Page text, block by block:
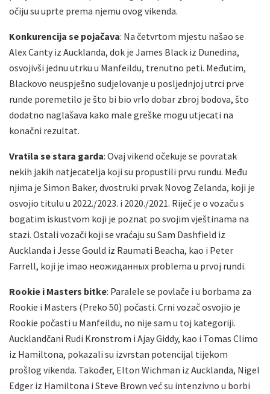
očiju su uprte prema njemu ovog vikenda.
Konkurencija se pojačava: Na četvrtom mjestu našao se
Alex Canty iz Aucklanda, dok je James Black iz Dunedina,
osvojivši jednu utrku u Manfeildu, trenutno peti. Međutim,
Blackovo neuspješno sudjelovanje u posljednjoj utrci prve
runde poremetilo je što bi bio vrlo dobar zbroj bodova, što
dodatno naglašava kako male greške mogu utjecati na
konačni rezultat.
Vratila se stara garda: Ovaj vikend očekuje se povratak
nekih jakih natjecatelja koji su propustili prvu rundu. Među
njima je Simon Baker, dvostruki prvak Novog Zelanda, koji je
osvojio titulu u 2022./2023. i 2020./2021. Riječ je o vozaču s
bogatim iskustvom koji je poznat po svojim vještinama na
stazi. Ostali vozači koji se vraćaju su Sam Dashfield iz
Aucklanda i Jesse Gould iz Raumati Beacha, kao i Peter
Farrell, koji je imao неожиданных problema u prvoj rundi.
Rookie i Masters bitke: Paralele se povlače i u borbama za
Rookie i Masters (Preko 50) počasti. Crni vozač osvojio je
Rookie počasti u Manfeildu, no nije sam u toj kategoriji.
Aucklandčani Rudi Kronstrom i Ajay Giddy, kao i Tomas Climo
iz Hamiltona, pokazali su izvrstan potencijal tijekom
prošlog vikenda. Također, Elton Wichman iz Aucklanda, Nigel
Edger iz Hamiltona i Steve Brown već su intenzivno u borbi